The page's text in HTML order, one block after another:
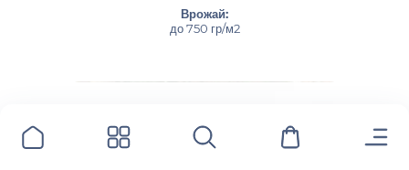
Врожай:
до 750 гр/м2